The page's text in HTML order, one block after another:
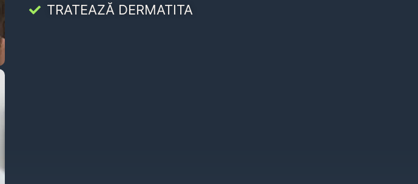
TRATEAZĂ DERMATITA